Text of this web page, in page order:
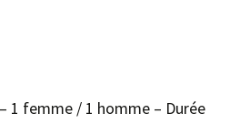
1 femme / 1 homme – Durée